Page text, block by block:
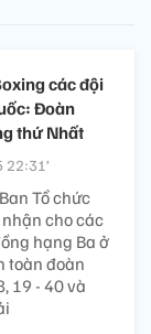
các đội
Đoàn
thứ Nhất
Tổ chức
cho các
hạng Ba ở
toàn đoàn
19 - 40 và